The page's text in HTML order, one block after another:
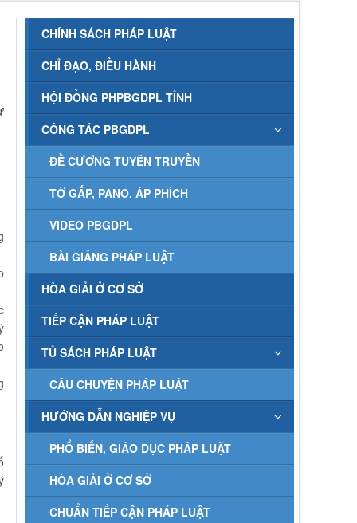
CHÍNH SÁCH PHÁP LUẬT
CHỈ ĐẠO, ĐIỀU HÀNH
HỘI ĐỒNG PHPBGDPL TỈNH
CÔNG TÁC PBGDPL
ĐỀ CƯƠNG TUYÊN TRUYỀN
TỜ GẤP, PANO, ÁP PHÍCH
VIDEO PBGDPL
BÀI GIẢNG PHÁP LUẬT
HÒA GIẢI Ở CƠ SỞ
TIẾP CẬN PHÁP LUẬT
TỦ SÁCH PHÁP LUẬT
CÂU CHUYỆN PHÁP LUẬT
HƯỚNG DẪN NGHIỆP VỤ
PHỔ BIẾN, GIÁO DỤC PHÁP LUẬT
HÒA GIẢI Ở CƠ SỞ
CHUẨN TIẾP CẬN PHÁP LUẬT